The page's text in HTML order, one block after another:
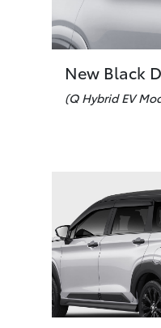
New Black
(Q Hybrid EV